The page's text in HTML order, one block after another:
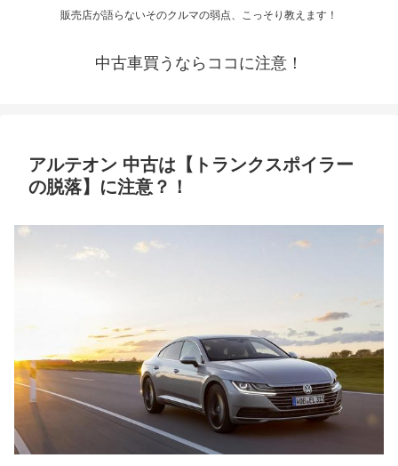
販売店が語らないそのクルマの弱点、こっそり教えます！
中古車買うならココに注意！
アルテオン 中古は【トランクスポイラー
の脱落】に注意？！